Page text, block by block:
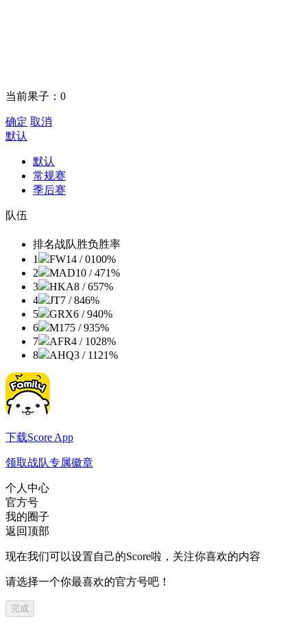
当前果子： 0
确定 取消
默认
默认
常规赛
季后赛
队伍
排名战队胜负胜率
1
FW14 / 0100%
2
MAD10 / 471%
3
HKA8 / 657%
4
JT7 / 846%
5
GRX6 / 940%
6
M175 / 935%
7
AFR4 / 1028%
8
AHQ3 / 11 21%
下载Score App
领取战队专属徽章
个人中心
官方号
我的圈子
返回顶部
现在我们可以设置自己的Score啦，关注你喜欢的内容
请选择一个你最喜欢的官方号吧！
完成